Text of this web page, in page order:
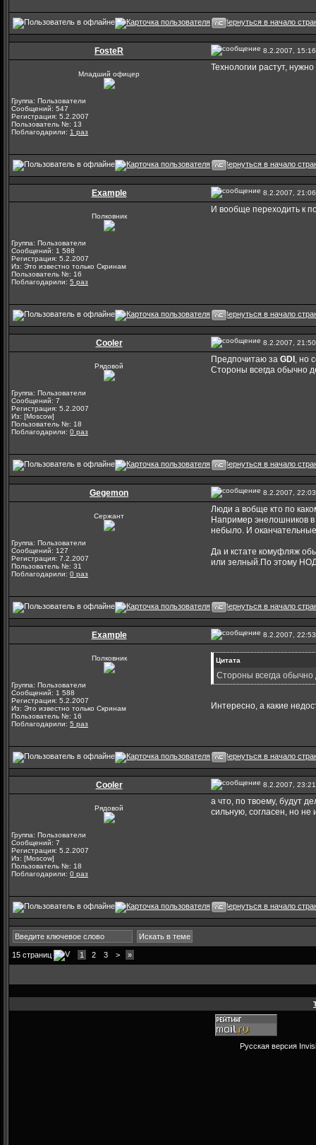
FosteR 8.2.2007, 15:16
Младший офицер
Группа: Пользователи
Сообщений: 547
Регистрация: 5.2.2007
Пользователь №: 13
Поблагодарили: 1 раз
Технологии растут,
Example 8.2.2007, 21:06
Полковник
Группа: Пользователи
Сообщений: 1 588
Регистрация: 5.2.2007
Из: Это известно только Скринам
Пользователь №: 16
Поблагодарили: 5 раз
И вообще переходить к
Cooler 8.2.2007, 21:50
Рядовой
Группа: Пользователи
Сообщений: 7
Регистрация: 5.2.2007
Из: [Moscow]
Пользователь №: 18
Поблагодарили: 0 раз
Предпочитаю за GDI , но
Стороны всегда обычно
Gegemon 8.2.2007, 22:03
Сержант
Группа: Пользователи
Сообщений: 127
Регистрация: 7.2.2007
Пользователь №: 31
Поблагодарили: 0 раз
Люди а вобще кто по
Например энелошников в
небыло. И оканчательные
Да и кстате комуфляж
или зелный.По этому НОД
Example 8.2.2007, 22:53
Полковник
Группа: Пользователи
Сообщений: 1 588
Регистрация: 5.2.2007
Из: Это известно только Скринам
Пользователь №: 16
Поблагодарили: 5 раз
Цитата
Стороны всегда обычно
Интересно, а какие
Cooler 8.2.2007, 23:21
Рядовой
Группа: Пользователи
Сообщений: 7
Регистрация: 5.2.2007
Из: [Moscow]
Пользователь №: 18
Поблагодарили: 0 раз
а что, по твоему, будут
сильную, согласен, но
15 страниц 1 2 3 > »
Русская версия